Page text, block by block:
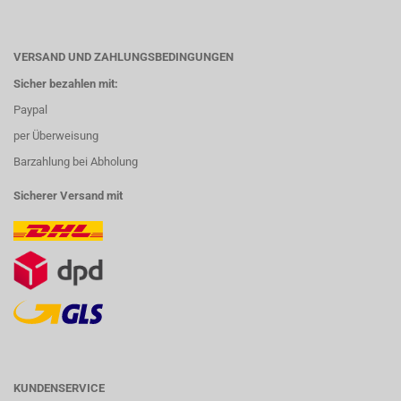
VERSAND UND ZAHLUNGSBEDINGUNGEN
Sicher bezahlen mit:
Paypal
per Überweisung
Barzahlung bei Abholung
Sicherer Versand mit
KUNDENSERVICE